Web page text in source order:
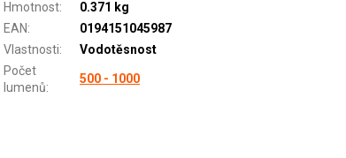
Hmotnost:
0.371 kg
EAN:
0194151045987
Vlastnosti:
Vodotěsnost
Počet
lumenů:
500 - 1000